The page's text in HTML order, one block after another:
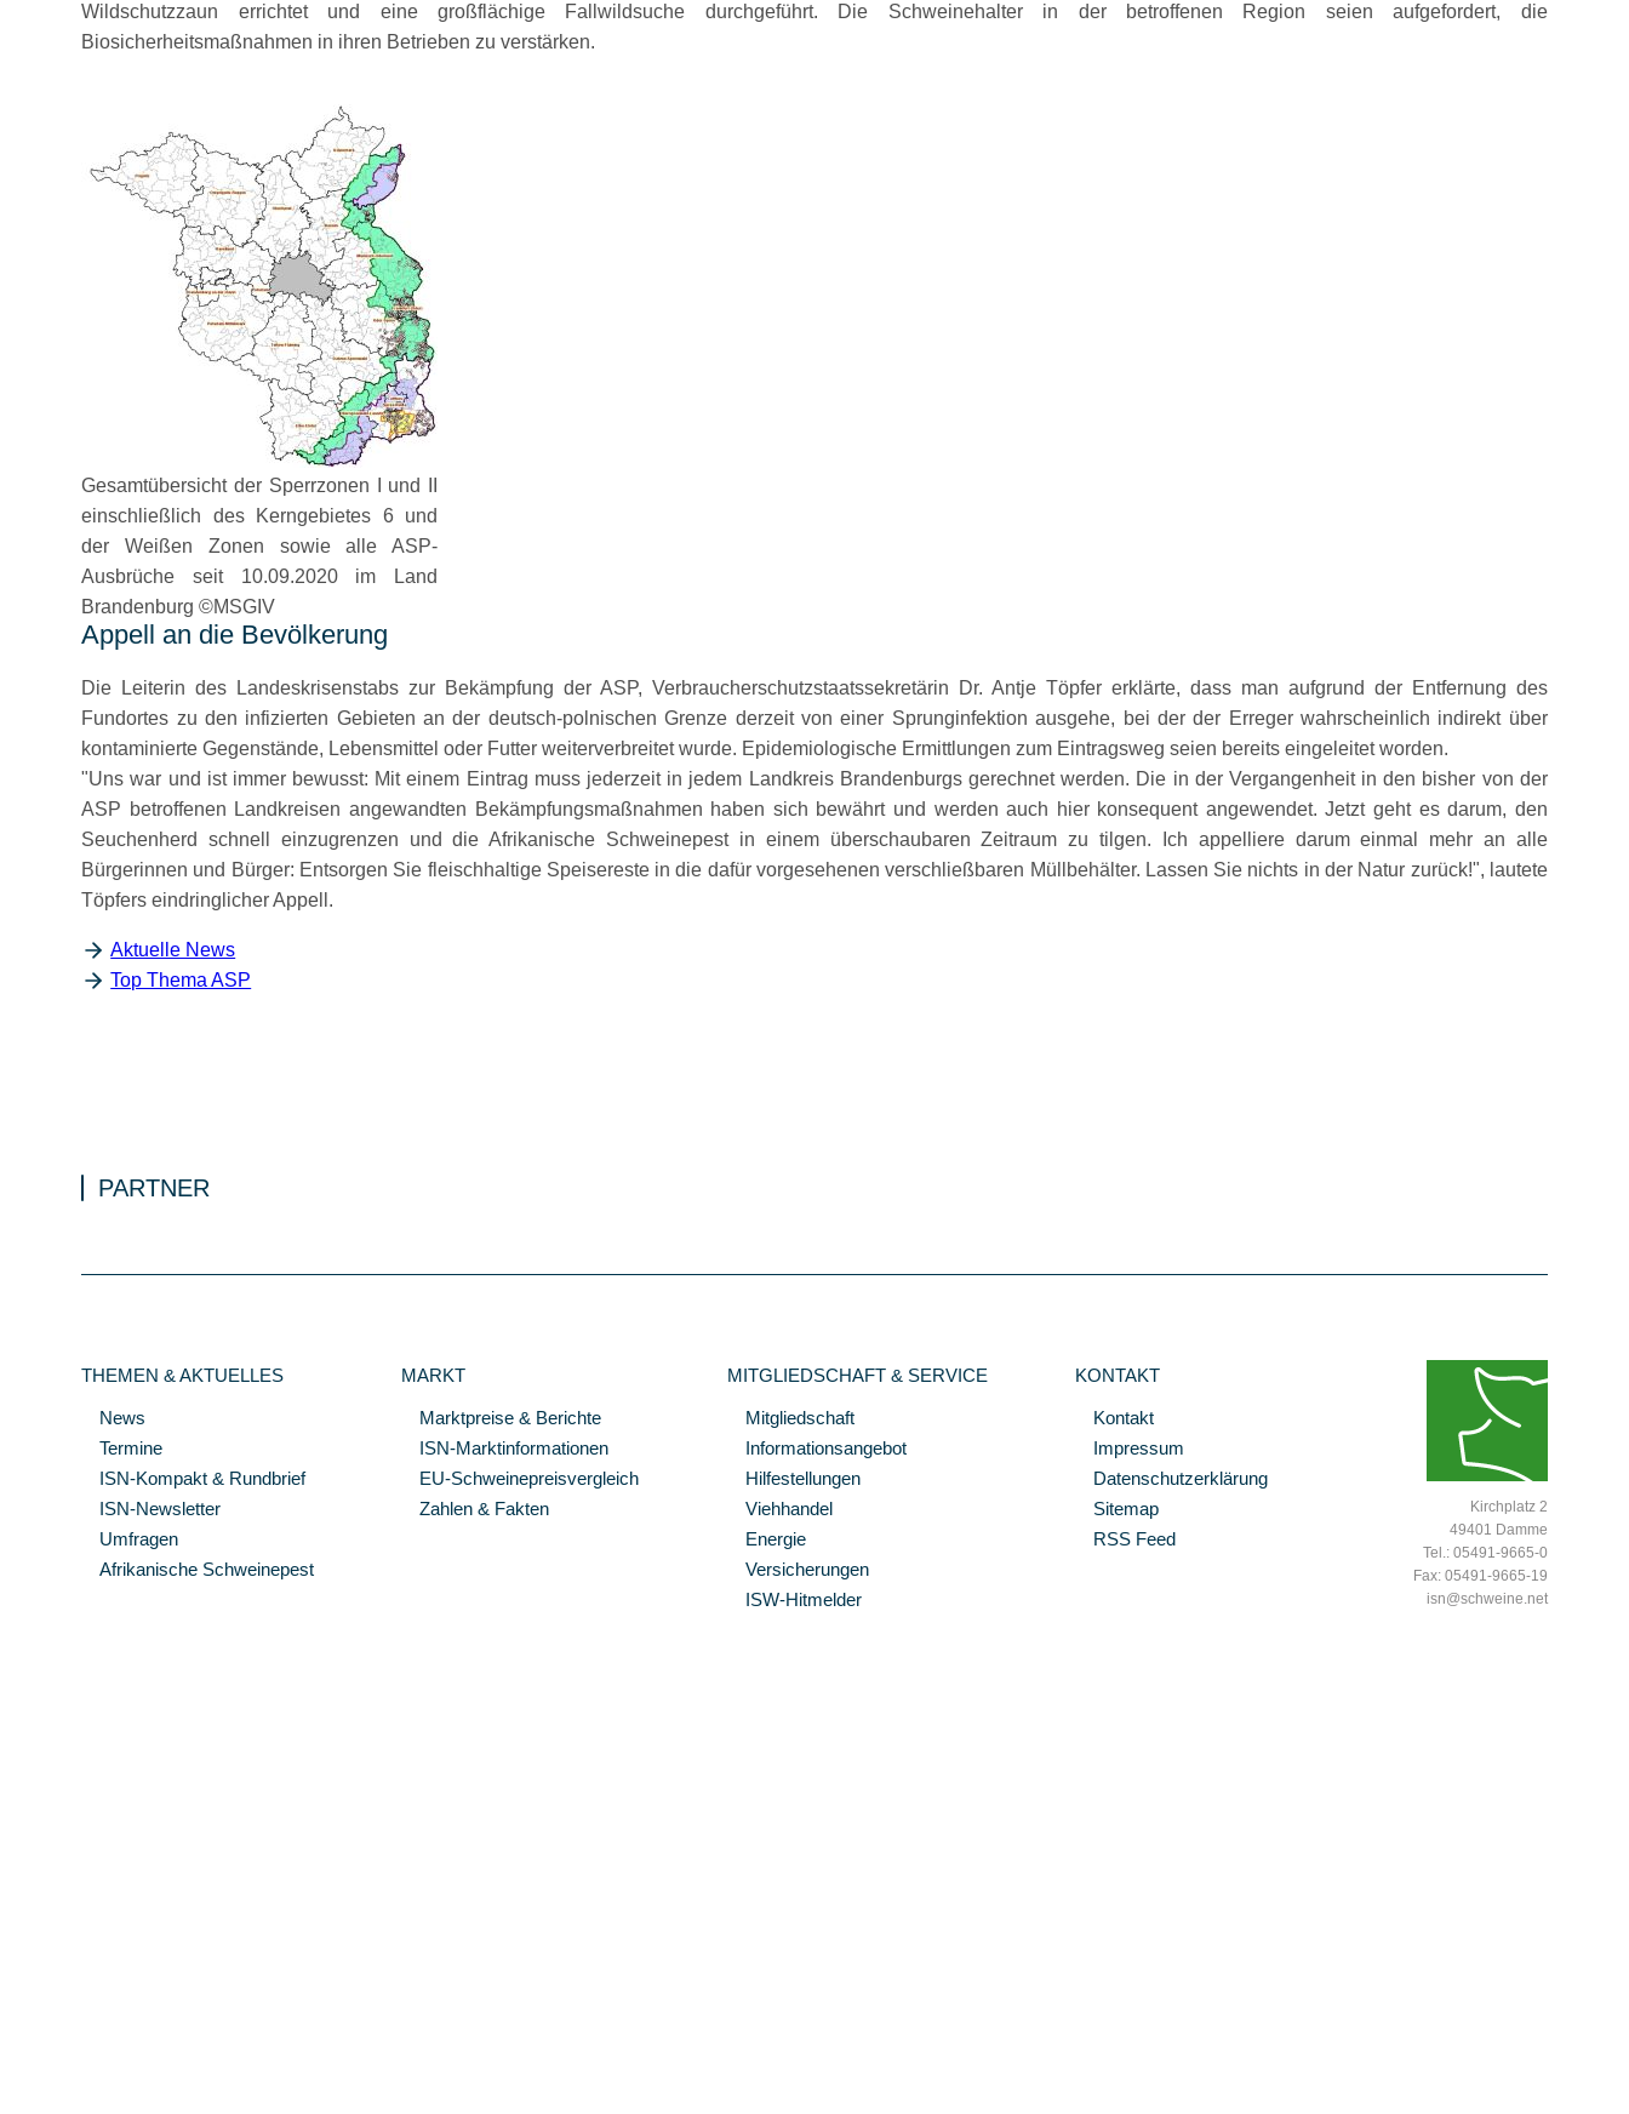
Wildschutzzaun errichtet und eine großflächige Fallwildsuche durchgeführt. Die Schweinehalter in der betroffenen Region seien aufgefordert, die
Biosicherheitsmaßnahmen in ihren Betrieben zu verstärken.
Gesamtübersicht der Sperrzonen I und II
einschließlich des Kerngebietes 6 und
der Weißen Zonen sowie alle ASP-
Ausbrüche seit 10.09.2020 im Land
Brandenburg ©MSGIV
Appell an die Bevölkerung
Die Leiterin des Landeskrisenstabs zur Bekämpfung der ASP, Verbraucherschutzstaatssekretärin Dr. Antje Töpfer erklärte, dass man aufgrund der Entfernung des
Fundortes zu den infizierten Gebieten an der deutsch-polnischen Grenze derzeit von einer Sprunginfektion ausgehe, bei der der Erreger wahrscheinlich indirekt über
kontaminierte Gegenstände, Lebensmittel oder Futter weiterverbreitet wurde. Epidemiologische Ermittlungen zum Eintragsweg seien bereits eingeleitet worden.
Uns war und ist immer bewusst: Mit einem Eintrag muss jederzeit in jedem Landkreis Brandenburgs gerechnet werden. Die in der Vergangenheit in den bisher von der
ASP betroffenen Landkreisen angewandten Bekämpfungsmaßnahmen haben sich bewährt und werden auch hier konsequent angewendet. Jetzt geht es darum, den
Seuchenherd schnell einzugrenzen und die Afrikanische Schweinepest in einem überschaubaren Zeitraum zu tilgen. Ich appelliere darum einmal mehr an alle
Bürgerinnen und Bürger: Entsorgen Sie fleischhaltige Speisereste in die dafür vorgesehenen verschließbaren Müllbehälter. Lassen Sie nichts in der Natur zurück! , lautete
Töpfers eindringlicher Appell.
Aktuelle News
Top Thema ASP
PARTNER
THEMEN & AKTUELLES
News
Termine
ISN-Kompakt & Rundbrief
ISN-Newsletter
Umfragen
Afrikanische Schweinepest
MARKT
Marktpreise & Berichte
ISN-Marktinformationen
EU-Schweinepreisvergleich
Zahlen & Fakten
MITGLIEDSCHAFT & SERVICE
Mitgliedschaft
Informationsangebot
Hilfestellungen
Viehhandel
Energie
Versicherungen
ISW-Hitmelder
KONTAKT
Kontakt
Impressum
Datenschutzerklärung
Sitemap
RSS Feed
Kirchplatz 2
49401 Damme
Tel.: 05491-9665-0
Fax: 05491-9665-19
isn@schweine.net